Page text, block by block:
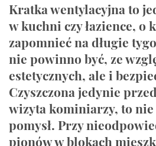
Kratka wentylacyjna to
w kuchni czy łazience,
zapomnieć na długie
nie powinno być, ze
estetycznych, ale i
Czyszczona jedynie
wizyta kominiarzy, to nie
pomysł. Przy
pionów w blokach